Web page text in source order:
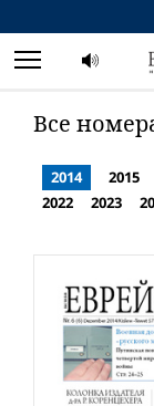
Все
2014 2015
2022
2023